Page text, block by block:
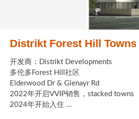
Distrikt Forest Hill Towns
开发商：Distrikt Developments
多伦多Forest Hill社区
Elderwood Dr & Glenayr Rd
2022年开启VVIP销售，stacked towns
2024年开始入住 ...